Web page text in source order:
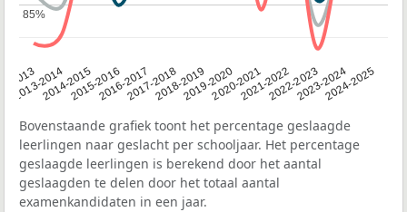
2013
2013-2014
2014-20152015-20162016-20172017-20182018-20192019-20202020-20212021-20222022-20232023-20242024-2025
85%
85%
Bovenstaande grafiek toont het percentage geslaagde
leerlingen naar geslacht per schooljaar. Het percentage
geslaagde leerlingen is berekend door het aantal
geslaagden te delen door het totaal aantal
examenkandidaten in een jaar.